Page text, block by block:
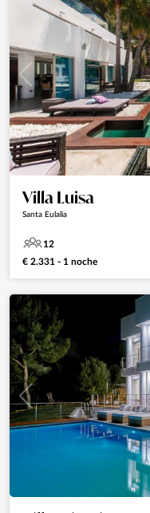
Villa Luisa
Santa Eulalia
12
€ 2.331 - 1 noche